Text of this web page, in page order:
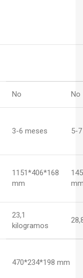
No No
3-6 meses 5-
1151*406*168
mm
23,1
kilogramos
470*234*198 mm